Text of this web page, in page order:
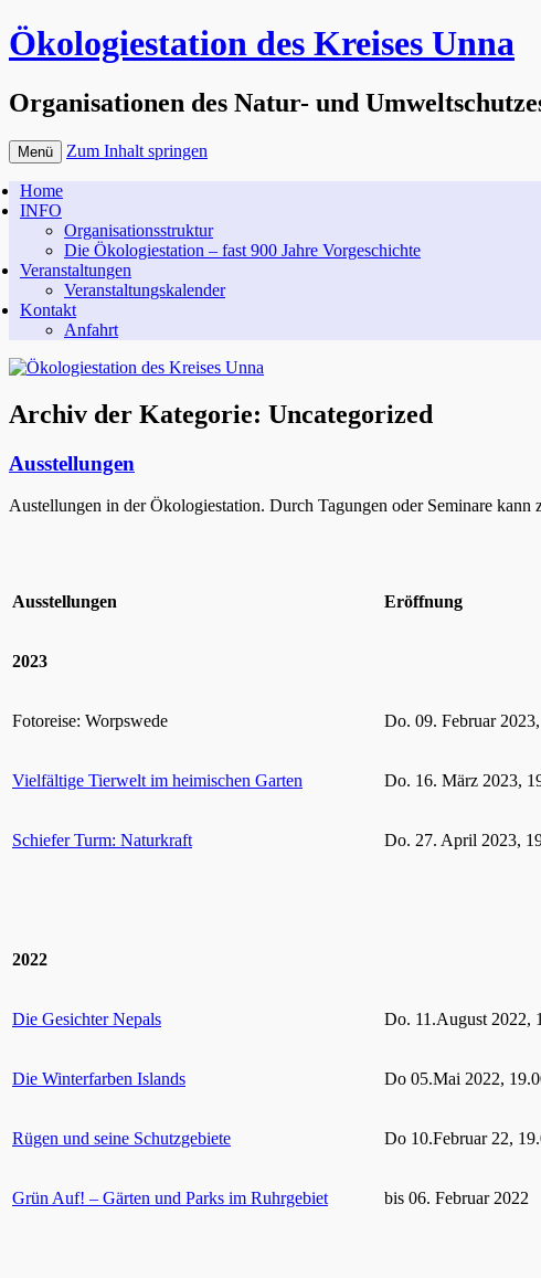
Ökologiestation des Kreises Unna
Organisationen des Natur- und
Menü Zum Inhalt springen
Home
INFO
Organisationsstruktur
Die Ökologiestation – fast 900 Jahre Vorgeschichte
Veranstaltungen
Veranstaltungskalender
Kontakt
Anfahrt
Archiv der Kategorie: Uncategorized
Ausstellungen
Austellungen in der Ökologiestation. Durch Tagungen oder Seminare
Ausstellungen Eröffnung
2023
Fotoreise: Worpswede Do. 09. Februar
Vielfältige Tierwelt im heimischen Garten Do. 16. März 2023,
Schiefer Turm: Naturkraft Do. 27. April 2023,
2022
Die Gesichter Nepals Do. 11.August 2022,
Die Winterfarben Islands Do 05.Mai 2022,
Rügen und seine Schutzgebiete Do 10.Februar 22,
Grün Auf! – Gärten und Parks im Ruhrgebiet bis 06. Februar 2022